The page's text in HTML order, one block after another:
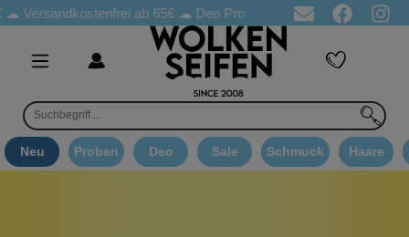
ab 65€ ☁ Deo Proben in jeder Bestellung ☁
Neu Proben Deo Sale Schmuck Haare